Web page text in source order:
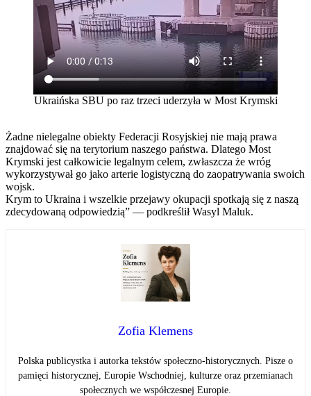
Ukraińska SBU po raz trzeci uderzyła w Most Krymski
Żadne nielegalne obiekty Federacji Rosyjskiej nie mają prawa
znajdować się na terytorium naszego państwa. Dlatego Most
Krymski jest całkowicie legalnym celem, zwłaszcza że wróg
wykorzystywał go jako arterie logistyczną do zaopatrywania swoich
wojsk.
Krym to Ukraina i wszelkie przejawy okupacji spotkają się z naszą
zdecydowaną odpowiedzią” — podkreślił Wasyl Maluk.
Zofia Klemens
Polska publicystka i autorka tekstów społeczno-historycznych. Pisze o
pamięci historycznej, Europie Wschodniej, kulturze oraz przemianach
społecznych we współczesnej Europie.